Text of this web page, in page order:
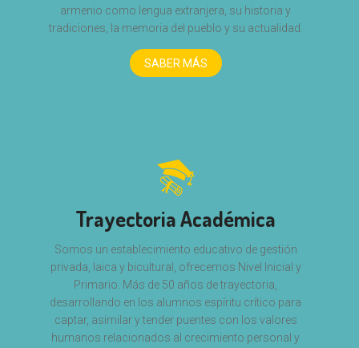
armenio como lengua extranjera, su historia y
tradiciones, la memoria del pueblo y su actualidad.
SABER MÁS
Trayectoria Académica
Somos un establecimiento educativo de gestión
privada, laica y bicultural, ofrecemos Nivel Inicial y
Primario. Más de 50 años de trayectoria,
desarrollando en los alumnos espíritu crítico para
captar, asimilar y tender puentes con los valores
humanos relacionados al crecimiento personal y